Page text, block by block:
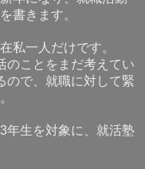
書きます。
私一人だけです。
のことをまだ考えてい
ので、就職に対して緊
3年生を対象に、就活塾